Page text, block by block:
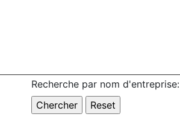
Recherche par nom d'entreprise: